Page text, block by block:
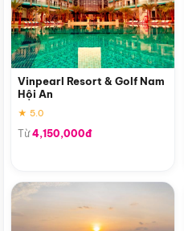
Vinpearl Resort & Golf Nam
Hội An
★ 5.0
Từ4,150,000đ